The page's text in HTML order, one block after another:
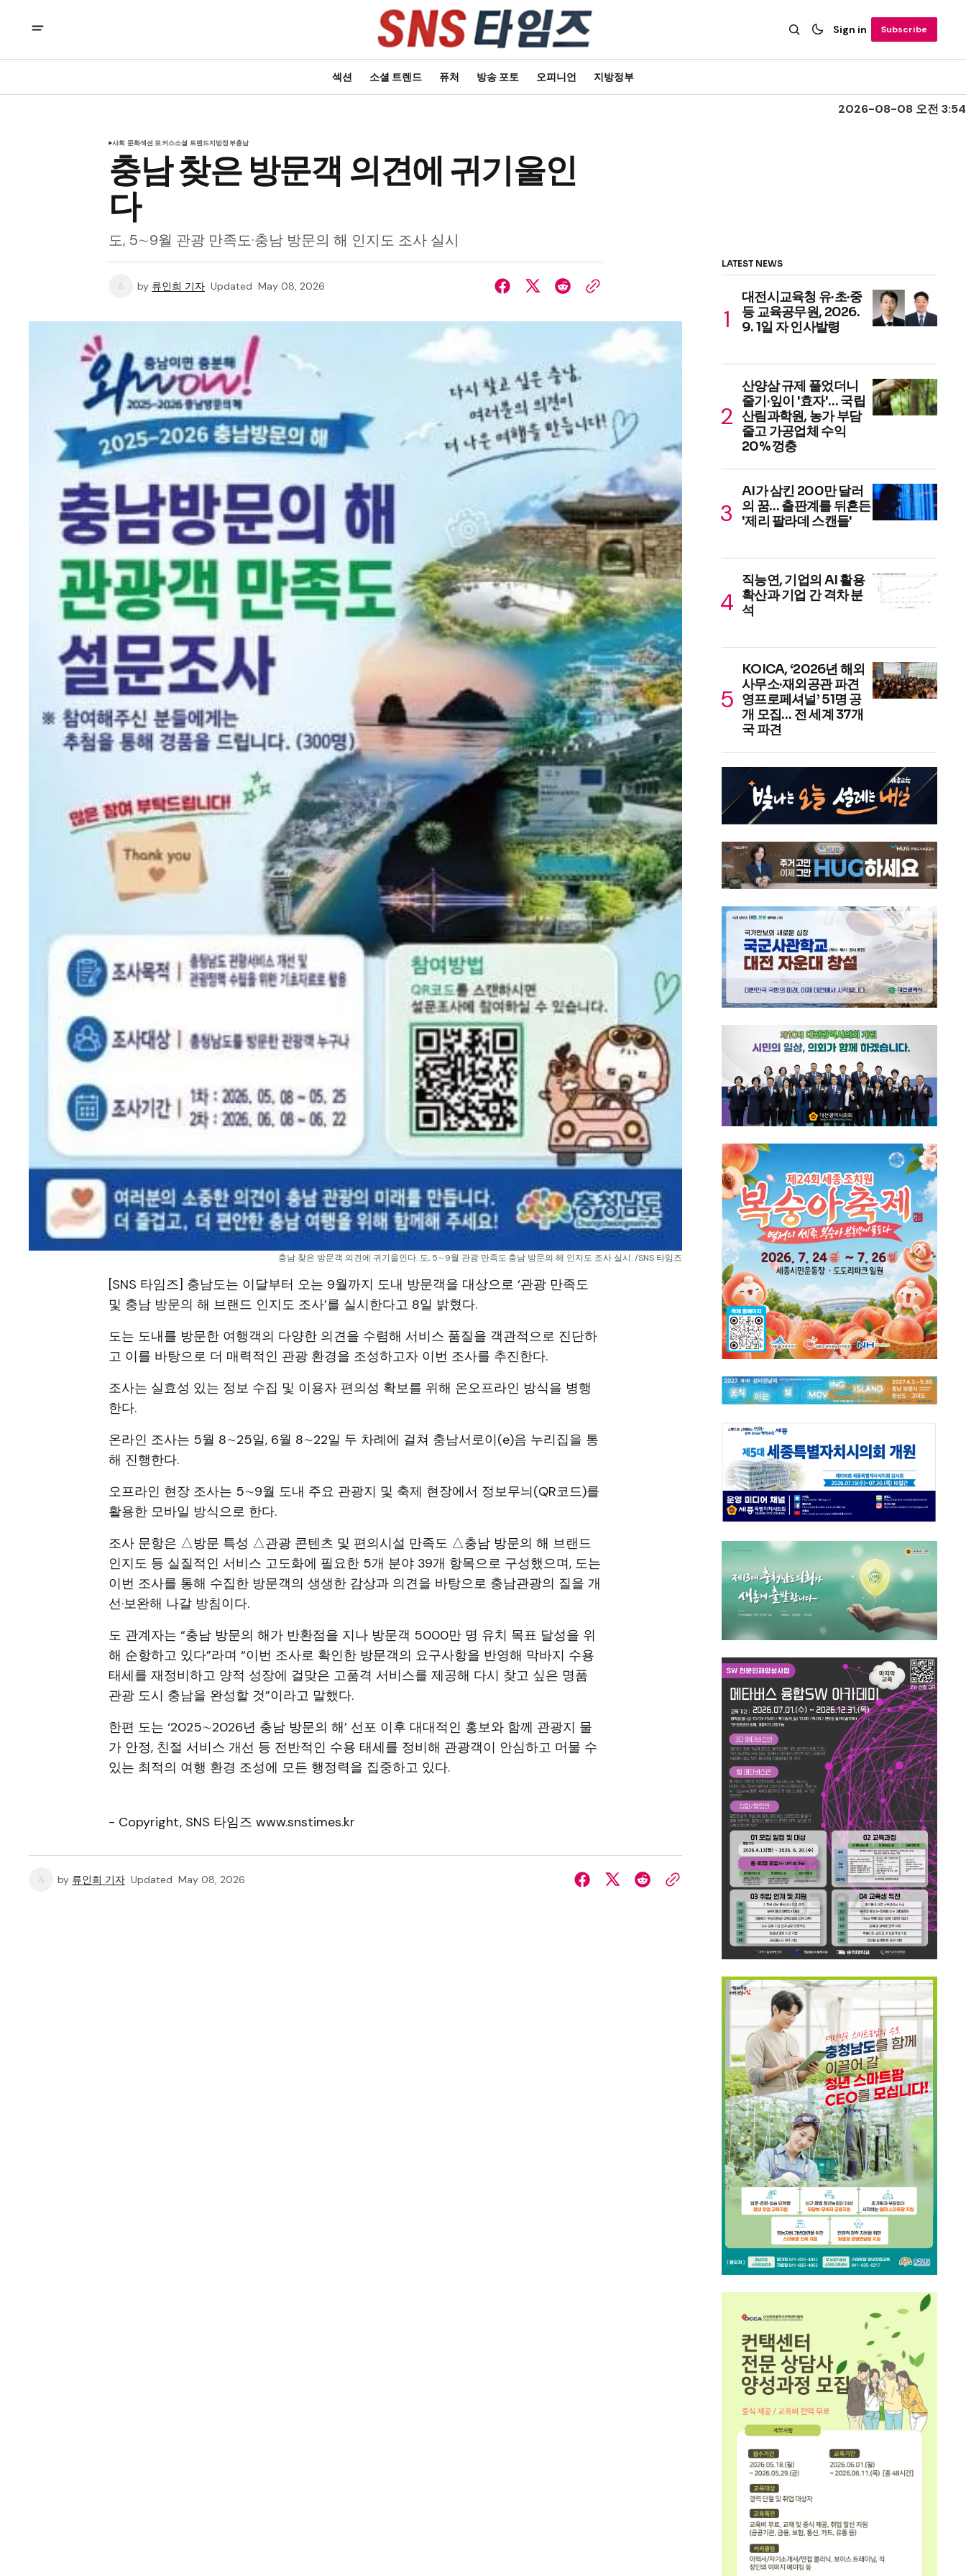
Sign in Subscribe
섹션 소셜 트렌드 퓨처 방송 포토 오피니언 지방정부
2026-08-08 오전 3:54
사회 문화섹션 포커스소셜 트렌드지방정부충남
충남 찾은 방문객 의견에 귀기울인
다
도, 5∼9월 관광 만족도·충남 방문의 해 인지도 조사 실시
by 류인희 기자 Updated May 08, 2026
충남 찾은 방문객 의견에 귀기울인다. 도, 5∼9월 관광 만족도·충남 방문의 해 인지도 조사 실시. /SNS 타임즈
[SNS 타임즈] 충남도는 이달부터 오는 9월까지 도내 방문객을 대상으로 ‘관광 만족도
및 충남 방문의 해 브랜드 인지도 조사’를 실시한다고 8일 밝혔다.
도는 도내를 방문한 여행객의 다양한 의견을 수렴해 서비스 품질을 객관적으로 진단하
고 이를 바탕으로 더 매력적인 관광 환경을 조성하고자 이번 조사를 추진한다.
조사는 실효성 있는 정보 수집 및 이용자 편의성 확보를 위해 온오프라인 방식을 병행
한다.
온라인 조사는 5월 8∼25일, 6월 8∼22일 두 차례에 걸쳐 충남서로이(e)음 누리집을 통
해 진행한다.
오프라인 현장 조사는 5∼9월 도내 주요 관광지 및 축제 현장에서 정보무늬(QR코드)를
활용한 모바일 방식으로 한다.
조사 문항은 △방문 특성 △관광 콘텐츠 및 편의시설 만족도 △충남 방문의 해 브랜드
인지도 등 실질적인 서비스 고도화에 필요한 5개 분야 39개 항목으로 구성했으며, 도는
이번 조사를 통해 수집한 방문객의 생생한 감상과 의견을 바탕으로 충남관광의 질을 개
선·보완해 나갈 방침이다.
도 관계자는 “충남 방문의 해가 반환점을 지나 방문객 5000만 명 유치 목표 달성을 위
해 순항하고 있다”라며 “이번 조사로 확인한 방문객의 요구사항을 반영해 막바지 수용
태세를 재정비하고 양적 성장에 걸맞은 고품격 서비스를 제공해 다시 찾고 싶은 명품
관광 도시 충남을 완성할 것”이라고 말했다.
한편 도는 ‘2025∼2026년 충남 방문의 해’ 선포 이후 대대적인 홍보와 함께 관광지 물
가 안정, 친절 서비스 개선 등 전반적인 수용 태세를 정비해 관광객이 안심하고 머물 수
있는 최적의 여행 환경 조성에 모든 행정력을 집중하고 있다.
- Copyright, SNS 타임즈 www.snstimes.kr
by 류인희 기자 Updated May 08, 2026
LATEST NEWS
대전시교육청 유·초·중
등 교육공무원, 2026.
9. 1일 자 인사발령
산양삼 규제 풀었더니
줄기·잎이 '효자'… 국립
산림과학원, 농가 부담
줄고 가공업체 수익
20% 껑충
AI가 삼킨 200만 달러
의 꿈… 출판계를 뒤흔든
'제리 팔라데 스캔들'
직능연, 기업의 AI 활용
확산과 기업 간 격차 분
석
KOICA, ‘2026년 해외
사무소·재외공관 파견
영프로페셔널’ 51명 공
개 모집… 전 세계 37개
국 파견